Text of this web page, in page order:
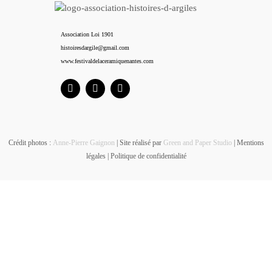
Association Loi 1901
histoiresdargile@gmail.com
www.festivaldelaceramiquenantes.com
Crédit photos : Anne-Pierre Gaignon | Site réalisé par Green and Paper Studio| Mentions
légales| Politique de confidentialité